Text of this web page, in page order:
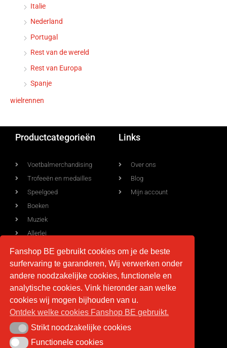
Italie
Nederland
Portugal
Rest van de wereld
Rest van Europa
Spanje
wielrennen
Productcategorieën
Voetbalmerchandising
Trofeeën en medailles
Speelgoed
Boeken
Muziek
Allerlei
Links
Over ons
Blog
Mijn account
Voorwaarden
Levering
Privacy
Retourneren
Algemene voorwaarden
Contact
info@fan-shop.be
BTW BE 0879.850.673
Fanshop BE gebruikt cookies om je de beste
surfervaring te garanderen, Wij verwerken onder
andere noodzakelijke cookies, functionele en
analytische cookies. Vink hieronder aan welke
cookies wij mogen bijhouden van u.
Ontdek welke cookies Fanshop BE gebruikt.
Strikt noodzakelijke cookies
Strikt noodzakelijke cookies
Functionele cookies
Functionele cookies